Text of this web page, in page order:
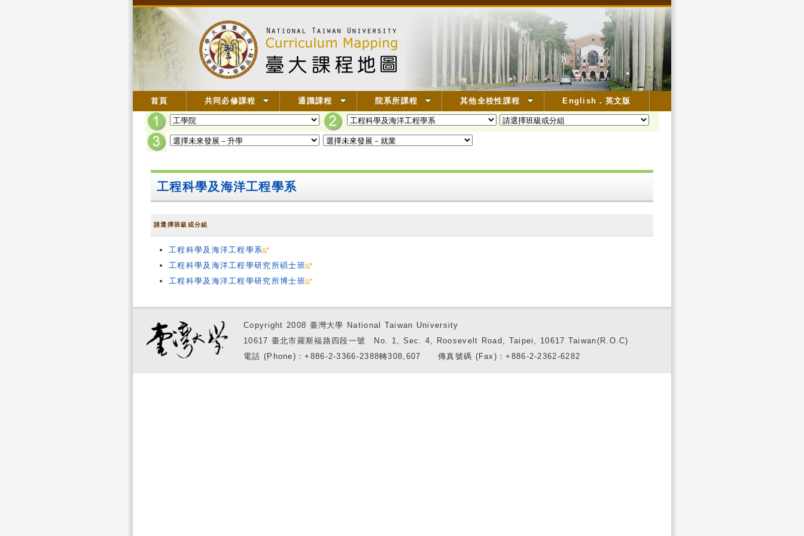
首頁 共同必修課程 通識課程 院系所課程 其他全校性課程 English．英文版
工程科學及海洋工程學系
請選擇班級或分組
工程科學及海洋工程學系
工程科學及海洋工程學研究所碩士班
工程科學及海洋工程學研究所博士班
Copyright 2008 臺灣大學 National Taiwan University
10617 臺北市羅斯福路四段一號 No. 1, Sec. 4, Roosevelt Road, Taipei, 10617 Taiwan(R.O.C)
電話 (Phone)：+886-2-3366-2388轉308,607 傳真號碼 (Fax)：+886-2-2362-6282